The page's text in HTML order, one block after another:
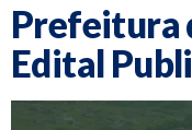
Prefeitura
Edital